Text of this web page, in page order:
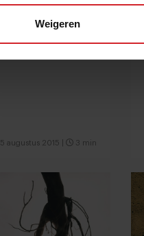
Weigeren
5 augustus 2015 3 min